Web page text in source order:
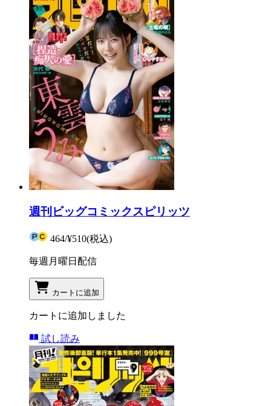
週刊ビッグコミックスピリッツ
464/¥510(税込)
毎週月曜日配信
カートに追加
カートに追加しました
試し読み